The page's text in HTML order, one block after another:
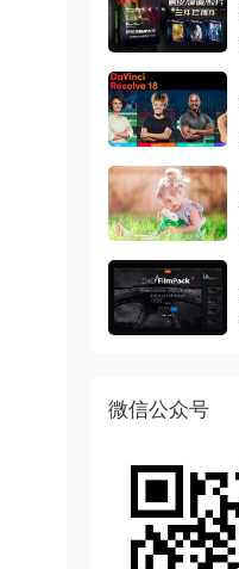
微信公众号